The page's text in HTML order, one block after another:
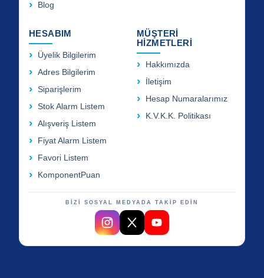
Blog
HESABIM
Üyelik Bilgilerim
Adres Bilgilerim
Siparişlerim
Stok Alarm Listem
Alışveriş Listem
Fiyat Alarm Listem
Favori Listem
KomponentPuan
MÜŞTERİ
HİZMETLERİ
Hakkımızda
İletişim
Hesap Numaralarımız
K.V.K.K. Politikası
BİZİ SOSYAL MEDYADA TAKİP EDİN